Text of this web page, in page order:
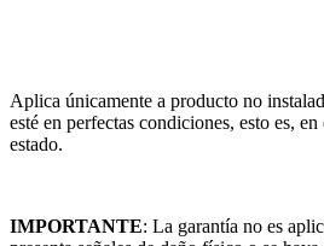
Aplica únicamente a producto no
esté en perfectas condiciones, esto es,
estado.
IMPORTANTE: La garantía no es